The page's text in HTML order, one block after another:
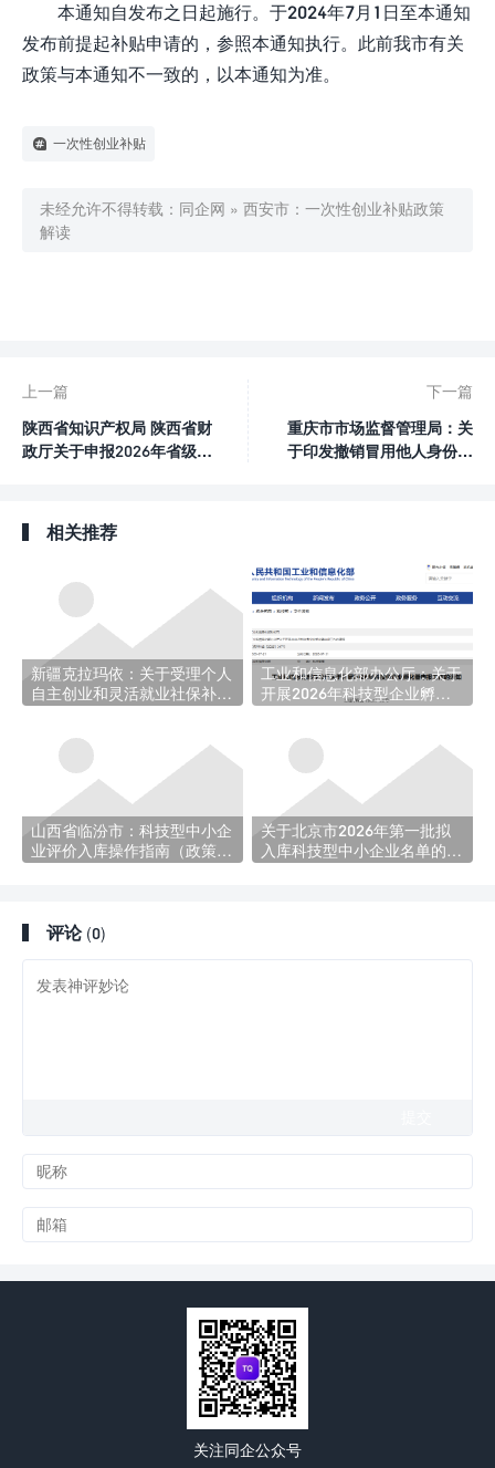
本通知自发布之日起施行。于2024年7月1日至本通知
发布前提起补贴申请的，参照本通知执行。此前我市有关
政策与本通知不一致的，以本通知为准。
一次性创业补贴
未经允许不得转载： 同企网 » 西安市：一次性创业补贴政策
解读
上一篇
陕西省知识产权局 陕西省财
政厅关于申报2026年省级知
下一篇
重庆市市场监督管理局：关
于印发撤销冒用他人身份信
相关推荐
新疆克拉玛依：关于受理个人
自主创业和灵活就业社保补贴
工业和信息化部办公厅：关于
开展2026年科技型企业孵化
山西省临汾市：科技型中小企
业评价入库操作指南（政策
关于北京市2026年第一批拟
入库科技型中小企业名单的公
评论 (0)
关注同企公众号